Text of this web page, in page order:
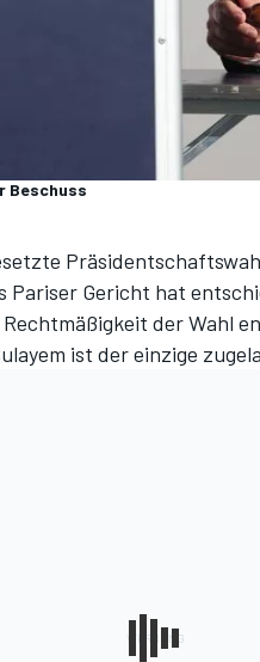
Beschuss
Pariser Gericht hat
der Wahl
ist der einzige